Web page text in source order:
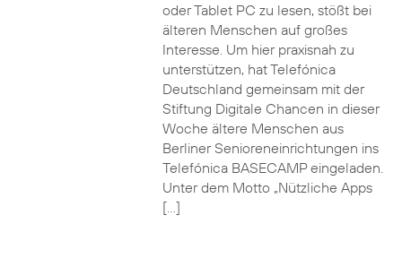
oder Tablet PC zu lesen, stößt bei
älteren Menschen auf großes
Interesse. Um hier praxisnah zu
unterstützen, hat Telefónica
Deutschland gemeinsam mit der
Stiftung Digitale Chancen in dieser
Woche ältere Menschen aus
Berliner Senioreneinrichtungen ins
Telefónica BASECAMP eingeladen.
Unter dem Motto „Nützliche Apps
[…]